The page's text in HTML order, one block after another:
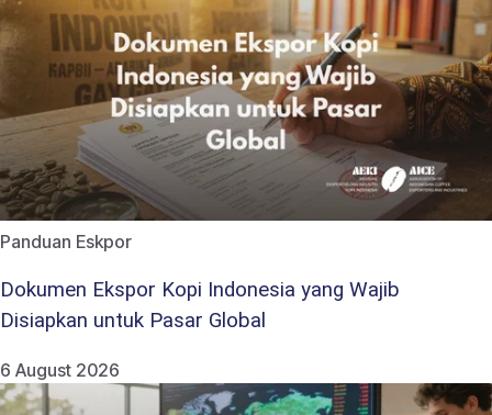
Panduan Eskpor
Dokumen Ekspor Kopi Indonesia yang Wajib
Disiapkan untuk Pasar Global
6 August 2026